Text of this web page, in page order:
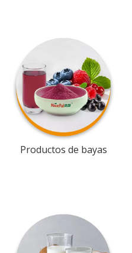
Productos de bayas